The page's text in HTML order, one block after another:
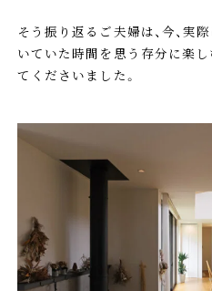
そう振り返るご夫婦は、今、実
いていた時間を思う存分に楽し
てくださいました。